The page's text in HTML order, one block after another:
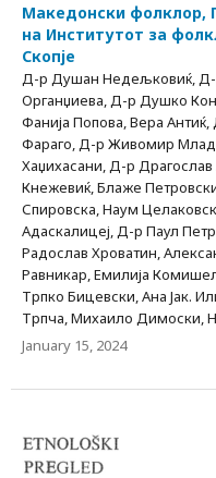
Македонски фолклор,
на Институтот за
Скопје
Д-р Душан Недељковиќ, Д-
Органџиева, Д-р Душко
Фанија Попова, Вера
Фараго, Д-р Живомир
Хаџихасани, Д-р
Кнежевиќ, Блаже
Спировска, Наум
Адаскалицеј, Д-р Паул
Радослав Хроватин,
Равникар, Емилија
Трпко Бицевски, Ана Јак.
Трпча, Михаило Димоски,
January 15, 2024